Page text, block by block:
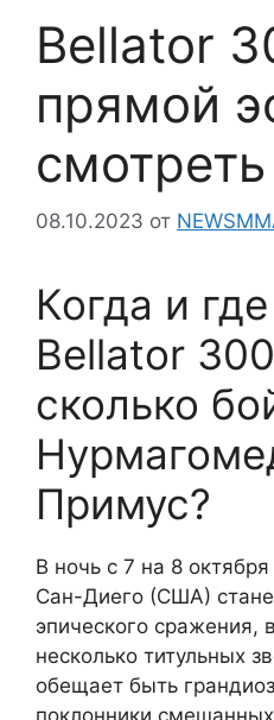
Bellator
прямой
08.10.2023 от
Когда и
Bellator
сколько
Примус?
В ночь с 7 на 8
Сан-Диего (США)
эпического сражения,
несколько титульных
обещает быть